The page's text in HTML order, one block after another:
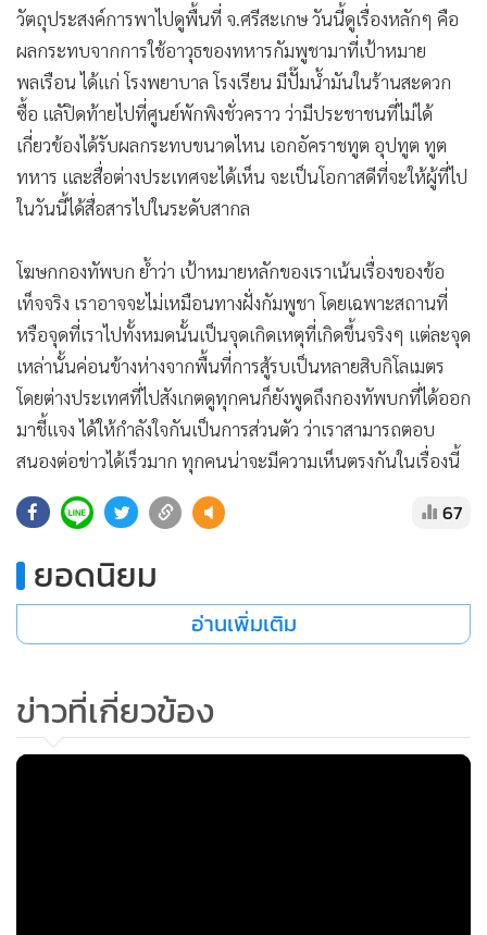
สังเกตการณ์พื้นที่ได้รับความเสียหาย และเดินทางไปยัง
รพ.สต.บ้านชำเม็ง ต.เสาธงชัย สังเกตการณ์พื้นที่ที่ได้รับความเสีย
หาย ก่อนจะเดินทางต่อไปยังศูนย์พักพิง วิทยาลัยเทคโนโลยี
กันทรลักษ์
สำหรับเอกอัครราชทูต 3 ประเทศ ได้แก่ บรูไน ญี่ปุ่น เมียนมา
ระดับ อุปทูต 3 ประเทศ ได้แก่ มาเลเซีย สปป.ลาว อินโดนีเซีย ผู้
เวียดนาม และ ฟิลิปปินส์ รวม 11 ประเทศ
ขณะที่ผู้ช่วยทูตทหาร รวม 23 ประเทศ ได้แก่ จีน มาเลเซีย
ปากีสถาน เกาหลีใต้ รัสเซีย สิงคโปร์ เยอรมนี อินเดีย ลาว
แคนาดา ฝรั่งเศส สหรัฐอเมริกา ฟิลิปปินส์ ญี่ปุ่น เวียดนาม อิตาลี
เนเธอร์แลนด์ อินโดนิเซีย สวีเดน สวิตเซอร์แลนด์ บรูไน ทูร์เคีย
(ตุรกี) และ สหราชอาณาจักร
พล.ต.วินธัย สุวารี โฆษกกองทัพบก (ทบ.) กล่าวถึงการลงพื้นที่ ว่า
รวมทั้งสื่อไทยในพื้นที่ รวมเกือบ 200 คน แยกกันเดินทางไปก่อน
วัตถุประสงค์การพาไปดูพื้นที่ จ.ศรีสะเกษ วันนี้ดูเรื่องหลักๆ คือ
ผลกระทบจากการใช้อาวุธของทหารกัมพูชามาที่เป้าหมาย
ซื้อ แลัปิดท้ายไปที่ศูนย์พักพิงชั่วคราว ว่ามีประชาชนที่ไม่ได้
เกี่ยวข้องได้รับผลกระทบขนาดไหน เอกอัคราชทูต อุปทูต ทูต
ทหาร และสื่อต่างประเทศจะได้เห็น จะเป็นโอกาสดีที่จะให้ผู้ที่ไป